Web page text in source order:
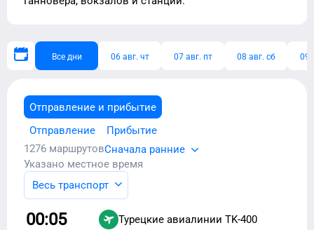
Все дни 06 авг. чт 07 авг. пт 08 авг. сб 09
Отправление и прибытие
Отправление
Прибытие
1276 маршрутовСначала ранние
Указано местное время
Весь транспорт
00:05 Турецкие авиалинии TK-400